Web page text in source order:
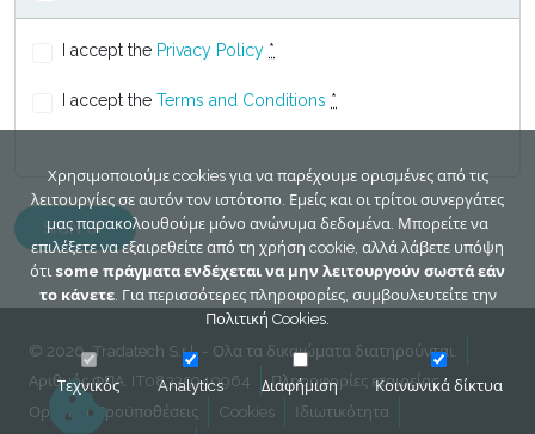
Χρησιμοποιούμε cookies για να παρέχουμε ορισμένες από τις
λειτουργίες σε αυτόν τον ιστότοπο. Εμείς και οι τρίτοι συνεργάτες
μας παρακολουθούμε μόνο ανώνυμα δεδομένα. Μπορείτε να
επιλέξετε να εξαιρεθείτε από τη χρήση cookie, αλλά λάβετε υπόψη
ότι some πράγματα ενδέχεται να μην λειτουργούν σωστά εάν
το κάνετε. Για περισσότερες πληροφορίες, συμβουλευτείτε την
Πολιτική Cookies
Τεχνικός Analytics Διαφήμιση Κοινωνικά δίκτυα
I accept the Privacy Policy *
I accept the Terms and Conditions *
© 2026, Tradatech S.r.l. - Ολα τα δικαιώματα διατηρούνται.
Αριθμός ΦΠΑ. IT08335940964
Πληροφορίες εταιρείας
Οροι και Προϋποθέσεις
Cookies
Ιδιωτικότητα